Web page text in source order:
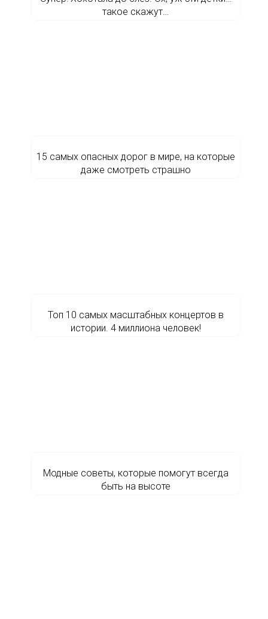
такое скажут…
15 самых опасных дорог в мире, на которые
даже смотреть страшно
Топ 10 самых масштабных концертов в
истории. 4 миллиона человек!
Модные советы, которые помогут всегда
быть на высоте